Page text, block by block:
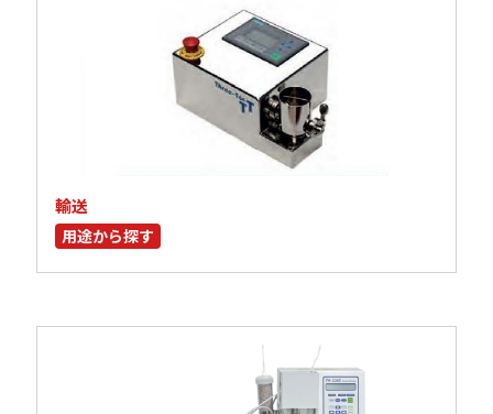
輸送
用途から探す